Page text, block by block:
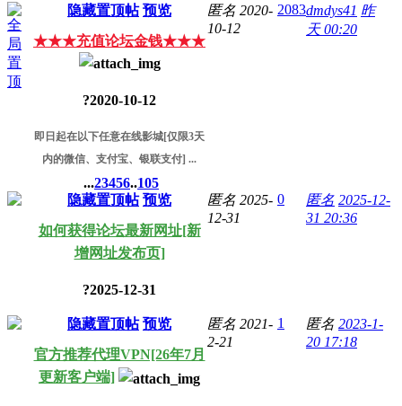
隐藏置顶帖 预览
★★★充值论坛金钱★★★
?2020-10-12
即日起在以下任意在线影城[仅限3天
内的微信、支付宝、银联支付] ...
...23456..105
匿名 2020-
10-12
2083dmdys41 昨
天 00:20
隐藏置顶帖 预览
如何获得论坛最新网址[新
增网址发布页]
?2025-12-31
匿名 2025-
12-31
0 匿名 2025-12-
31 20:36
隐藏置顶帖 预览
官方推荐代理VPN[26年7月
更新客户端]
匿名 2021-
2-21
1 匿名 2023-1-
20 17:18